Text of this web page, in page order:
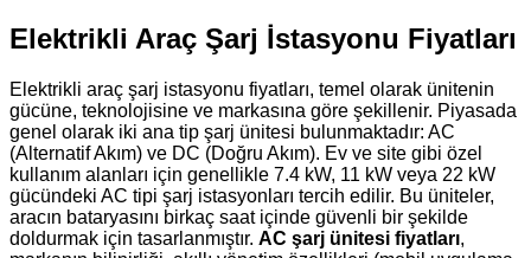
Elektrikli Araç Şarj İstasyonu Fiyatları
Elektrikli araç şarj istasyonu fiyatları, temel olarak ünitenin
gücüne, teknolojisine ve markasına göre şekillenir. Piyasada
genel olarak iki ana tip şarj ünitesi bulunmaktadır: AC
(Alternatif Akım) ve DC (Doğru Akım). Ev ve site gibi özel
kullanım alanları için genellikle 7.4 kW, 11 kW veya 22 kW
gücündeki AC tipi şarj istasyonları tercih edilir. Bu üniteler,
aracın bataryasını birkaç saat içinde güvenli bir şekilde
doldurmak için tasarlanmıştır. AC şarj ünitesi fiyatları,